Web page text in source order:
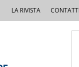
LA RIVISTA CONTATTI